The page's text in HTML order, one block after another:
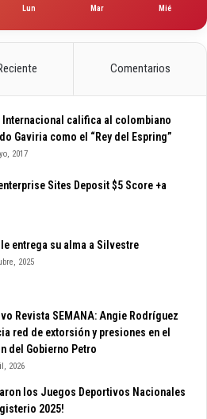
Lun Mar Mié
Comentarios
Internacional califica al colombiano
Gaviria como el “Rey del Espring”
2017
Sites Deposit $5 Score +a
le entrega su alma a Silvestre
2025
Revista SEMANA: Angie Rodríguez
red de extorsión y presiones en el
del Gobierno Petro
2026
los Juegos Deportivos Nacionales
2025!